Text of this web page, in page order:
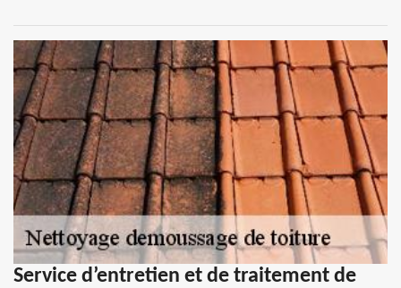
Service d’entretien et de traitement de